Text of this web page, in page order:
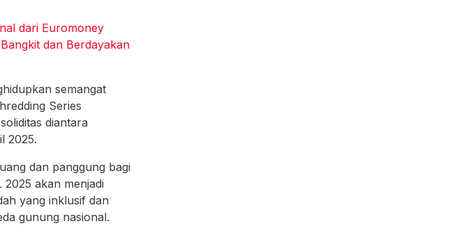
dari Euromoney
dan Berdayakan
semangat
Series
diantara
2025.
dan panggung bagi
akan menjadi
yang inklusif dan
gunung nasional.